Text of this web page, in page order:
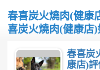
春喜炭火燒肉(健康
喜炭火燒肉(健康店)
春喜炭
康店)